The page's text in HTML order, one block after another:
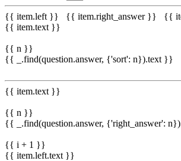
{{ item.left }} {{ item.right_answer }}
{{
{{ item.text }}
{{ n }}
{{ _.find(question.answer, {'sort': n}).text }}
{{ item.text }}
{{ n }}
{{ _.find(question.answer, {'right_answer':
{{ i + 1 }}
{{ item.left.text }}